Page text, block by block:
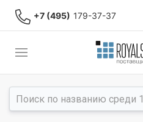
+7 (495) 179-37-37